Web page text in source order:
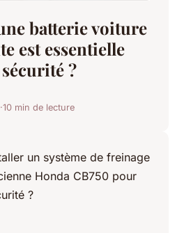
batterie voiture
est essentielle
?
10 min de lecture